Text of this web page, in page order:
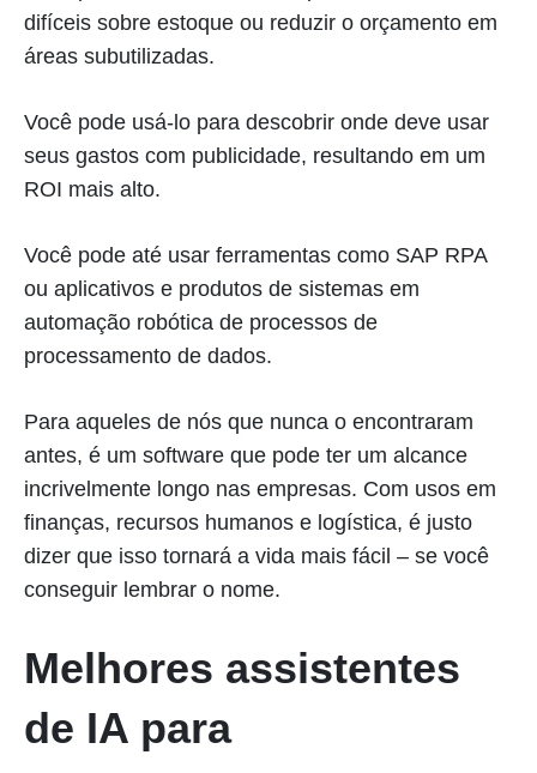
difíceis sobre estoque ou reduzir o orçamento em
áreas subutilizadas.
Você pode usá-lo para descobrir onde deve usar
seus gastos com publicidade, resultando em um
ROI mais alto.
Você pode até usar ferramentas como SAP RPA
ou aplicativos e produtos de sistemas em
automação robótica de processos de
processamento de dados.
Para aqueles de nós que nunca o encontraram
antes, é um software que pode ter um alcance
incrivelmente longo nas empresas. Com usos em
finanças, recursos humanos e logística, é justo
dizer que isso tornará a vida mais fácil – se você
conseguir lembrar o nome.
Melhores assistentes
de IA para